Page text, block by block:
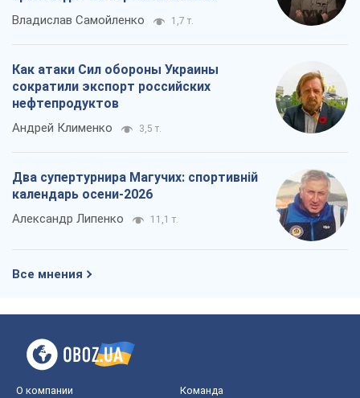
Владислав Самойленко 1,7 т.
Как атаки Сил обороны Украины
сократили экспорт российских
нефтепродуктов
Андрей Клименко 3,5 т.
Два супертурнира Магучих: спортивній
календарь осени-2026
Александр Липенко 11,1 т.
Все мнения
О компании Команда